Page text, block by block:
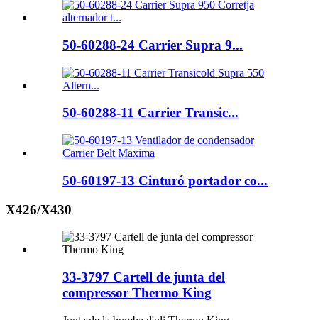
50-60288-24 Carrier Supra 9...
50-60288-11 Carrier Transic...
50-60197-13 Cinturó portador co...
X426/X430
33-3797 Cartell de junta del
compressor Thermo King